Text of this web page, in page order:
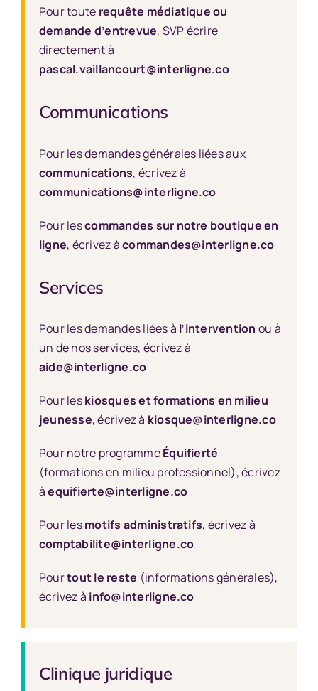
Pour toute requête médiatique ou
demande d’entrevue, SVP écrire
directement à
pascal.vaillancourt@interligne.co
Communications
Pour les demandes générales liées aux
communications, écrivez à
communications@interligne.co
Pour lescommandes sur notre boutique en
ligne, écrivez àcommandes@interligne.co
Services
Pour les demandes liées à l’intervention ou à
un de nos services, écrivez à
aide@interligne.co
Pour leskiosques et formations en milieu
jeunesse, écrivez à kiosque@interligne.co
Pour notre programmeÉquifierté
(formations en milieu professionnel), écrivez
àequifierte@interligne.co
Pour lesmotifs administratifs, écrivez à
comptabilite@interligne.co
Pourtout le reste (informations générales),
écrivez à info@interligne.co
Clinique juridique